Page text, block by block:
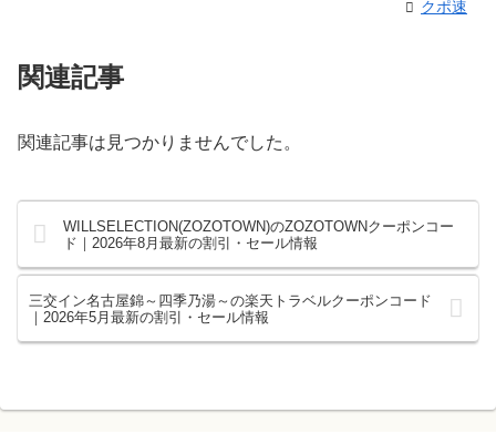
クポ速
関連記事
関連記事は見つかりませんでした。
WILLSELECTION(ZOZOTOWN)のZOZOTOWNクーポンコー
ド｜2026年8月最新の割引・セール情報
三交イン名古屋錦～四季乃湯～の楽天トラベルクーポンコード
｜2026年5月最新の割引・セール情報